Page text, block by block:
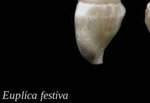
Euplica festiva